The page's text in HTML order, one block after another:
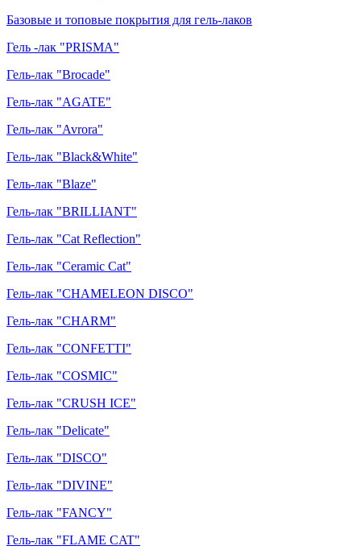
Базовые и топовые покрытия для гель-лаков
Гель -лак "PRISMA"
Гель-лак "Brocade"
Гель-лак "AGATE"
Гель-лак "Avrora"
Гель-лак "Black&White"
Гель-лак "Blaze"
Гель-лак "BRILLIANT"
Гель-лак "Cat Reflection"
Гель-лак "Ceramic Cat"
Гель-лак "CHAMELEON DISCO"
Гель-лак "CHARM"
Гель-лак "CONFETTI"
Гель-лак "COSMIC"
Гель-лак "CRUSH ICE"
Гель-лак "Delicate"
Гель-лак "DISCO"
Гель-лак "DIVINE"
Гель-лак "FANCY"
Гель-лак "FLAME CAT"